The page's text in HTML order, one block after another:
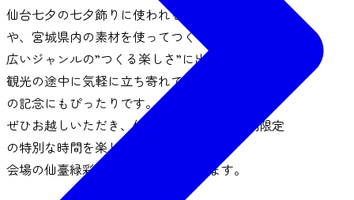
仙台七夕の七夕飾りに使われる和紙を使う体験
や、宮城県内の素材を使ってつくる体験など、幅
広いジャンルの”つくる楽しさ”に出会える3日間。
観光の途中に気軽に立ち寄れて、作った作品は旅
の記念にもぴったりです。
ぜひお越しいただき、仙台七夕まつりの期間限定
の特別な時間を楽しみませんか？
会場の仙臺緑彩館でお待ちしております。